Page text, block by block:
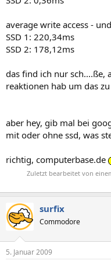
average write access -
SSD 1: 220,34ms
SSD 2: 178,12ms
das find ich nur sch....ße,
reaktionen hab um das
aber hey, gib mal bei
mit oder ohne ssd, was
richtig, computerbase.de
Zuletzt bearbeitet von
surfix
Commodore
5. Januar 2009